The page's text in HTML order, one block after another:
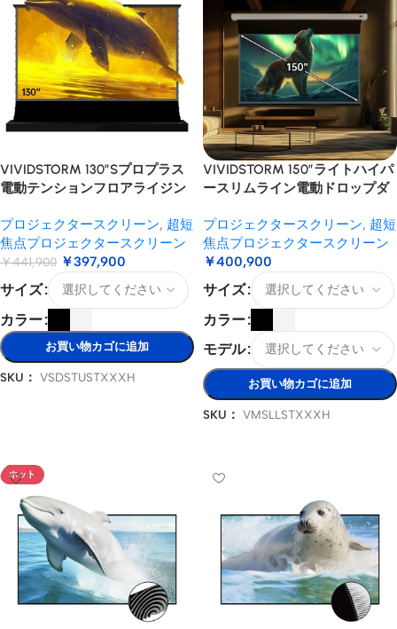
VIVIDSTORM 130″Sプロプラス
電動テンションフロアライジン
リーン
プロジェクタースクリーン, 超短
焦点プロジェクタースクリーン
￥441,900 ￥397,900
サイズ
カラー
お買い物カゴに追加
SKU： VSDSTUSTXXXH
VIVIDSTORM 150″ライトハイパ
ースリムライン電動ドロップダ
ェクタースクリーン
プロジェクタースクリーン, 超短
焦点プロジェクタースクリーン
￥400,900
サイズ
カラー
モデル
お買い物カゴに追加
SKU： VMSLLSTXXXH
ホット